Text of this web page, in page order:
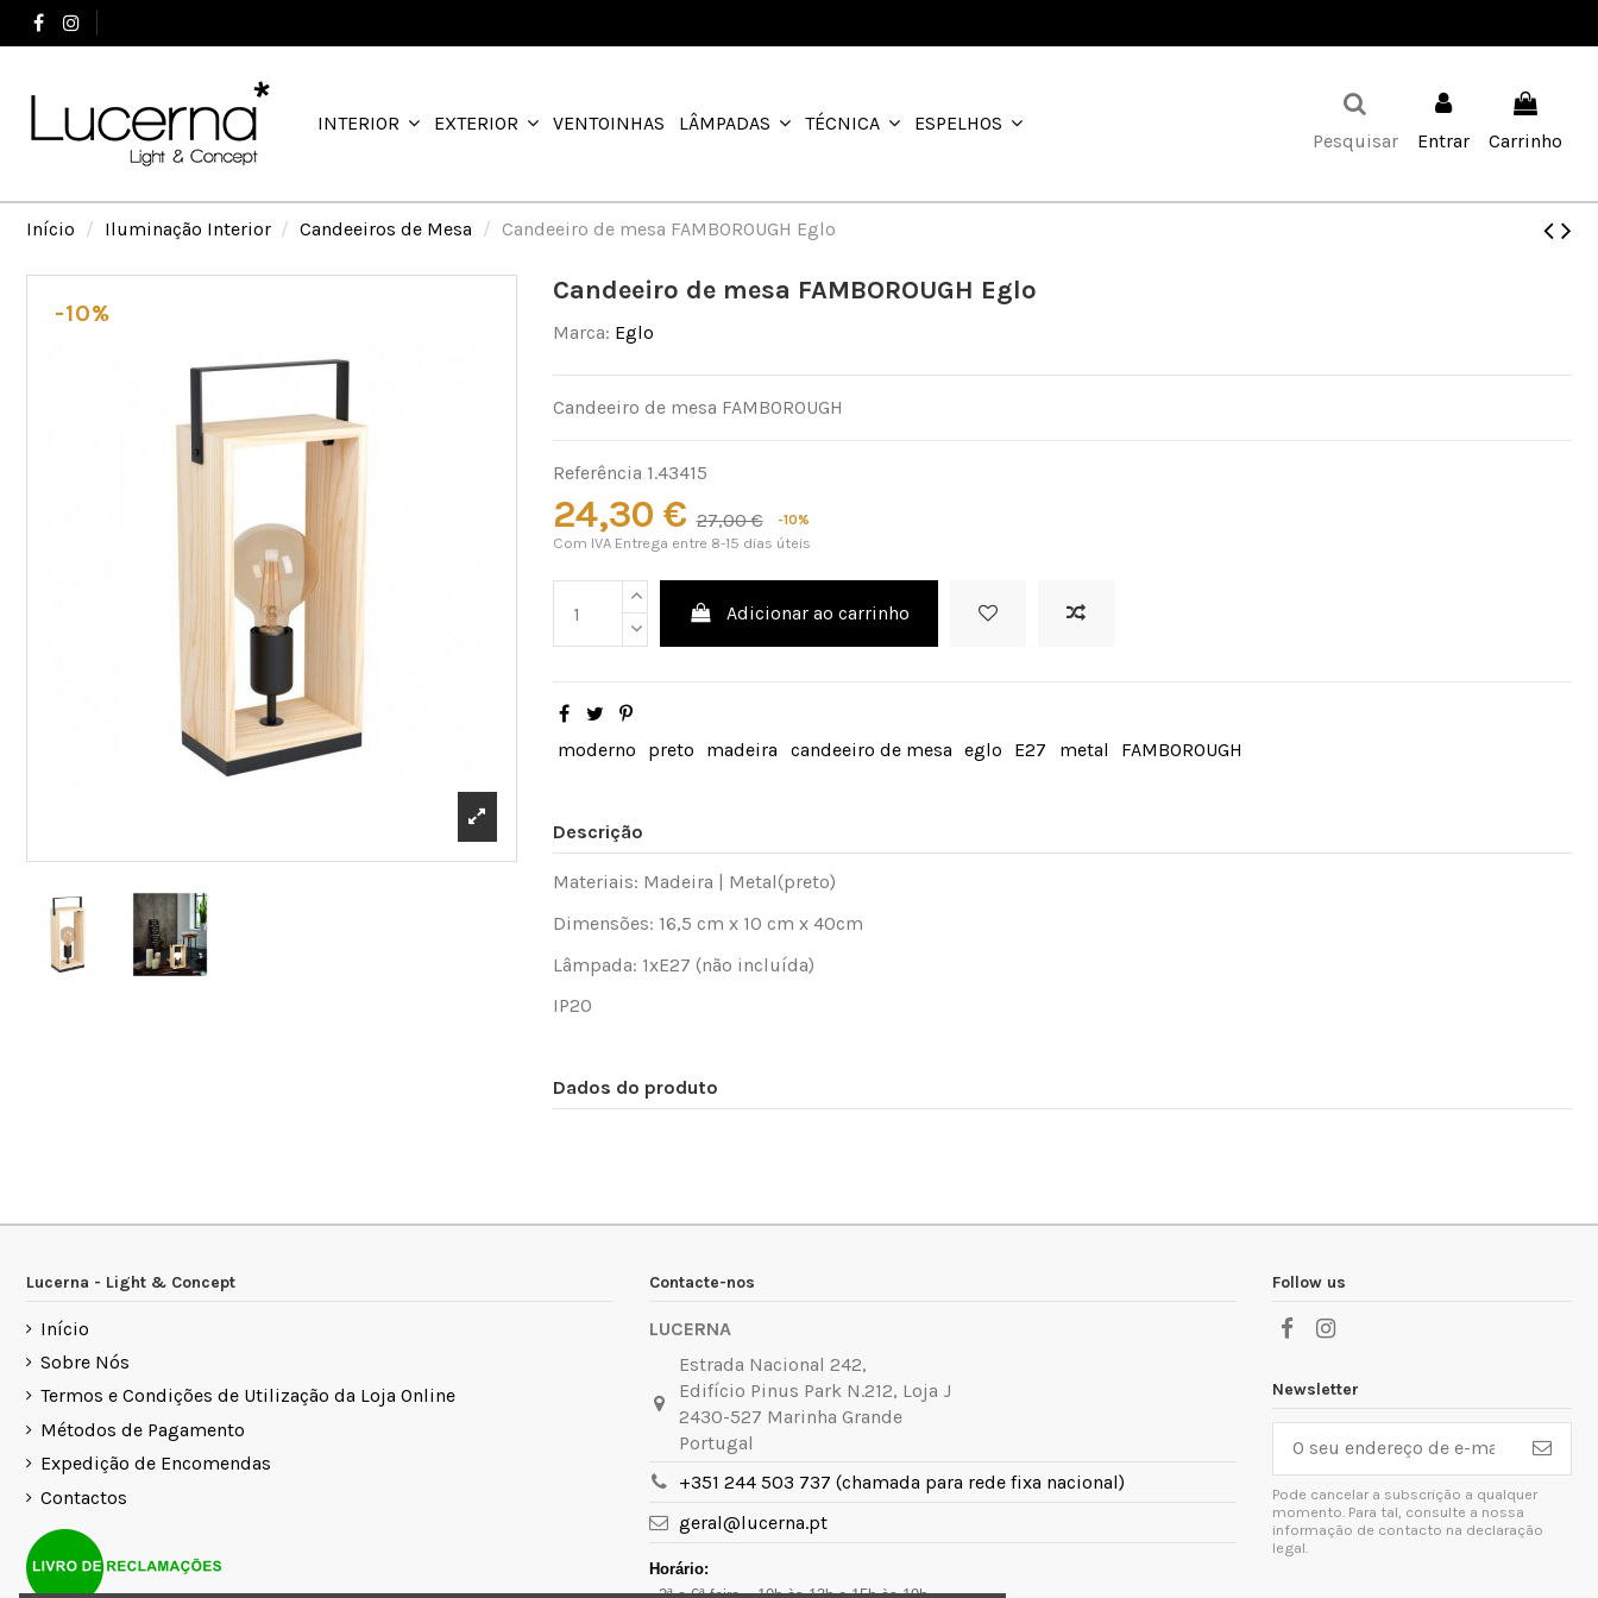
INTERIOR EXTERIOR VENTOINHAS LÂMPADAS TÉCNICA ESPELHOS
Pesquisar Entrar Carrinho
Início Iluminação Interior Candeeiros de Mesa Candeeiro de mesa FAMBOROUGH Eglo
-10%
Candeeiro de mesa FAMBOROUGH Eglo
Marca: Eglo
Candeeiro de mesa FAMBOROUGH
Referência 1.43415
24,30 € 27,00 € -10%
Com IVA Entrega entre 8-15 dias úteis
Adicionar ao carrinho
moderno preto madeira candeeiro de mesa eglo E27 metal FAMBOROUGH
Descrição
Materiais: Madeira | Metal(preto)
Dimensões: 16,5 cm x 10 cm x 40cm
Lâmpada: 1xE27 (não incluída)
IP20
Dados do produto
Lucerna - Light & Concept
Início
Sobre Nós
Termos e Condições de Utilização da Loja Online
Métodos de Pagamento
Expedição de Encomendas
Contactos
Contacte-nos
LUCERNA
Estrada Nacional 242,
Edifício Pinus Park N.212, Loja J
2430-527 Marinha Grande
Portugal
+351 244 503 737 (chamada para rede fixa nacional)
geral@lucerna.pt
Horário:
Follow us
Newsletter
Pode cancelar a subscrição a qualquer
momento. Para tal, consulte a nossa
informação de contacto na declaração
legal.